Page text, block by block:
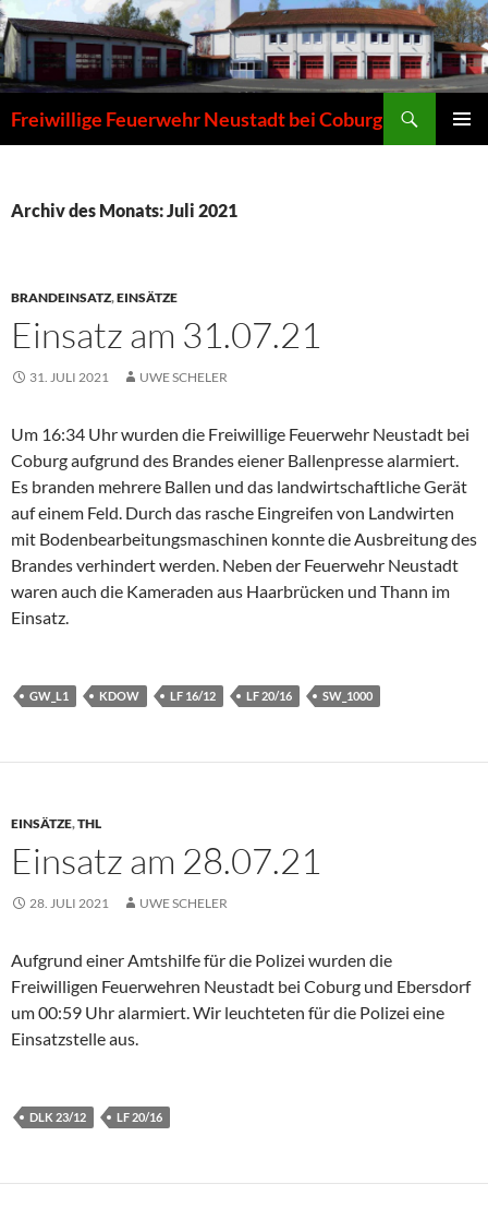
Zum
Inhalt
springen
Freiwillige Feuerwehr Neustadt bei Coburg
Archiv des Monats: Juli 2021
BRANDEINSATZ,EINSÄTZE
Einsatz am 31.07.21
31. JULI 2021 UWE SCHELER
Um 16:34 Uhr wurden die Freiwillige Feuerwehr Neustadt bei
Coburg aufgrund des Brandes eiener Ballenpresse alarmiert.
Es branden mehrere Ballen und das landwirtschaftliche Gerät
auf einem Feld. Durch das rasche Eingreifen von Landwirten
mit Bodenbearbeitungsmaschinen konnte die Ausbreitung des
Brandes verhindert werden. Neben der Feuerwehr Neustadt
waren auch die Kameraden aus Haarbrücken und Thann im
Einsatz.
GW_L1 KDOW LF 16/12 LF 20/16 SW_1000
EINSÄTZE,THL
Einsatz am 28.07.21
28. JULI 2021 UWE SCHELER
Aufgrund einer Amtshilfe für die Polizei wurden die
Freiwilligen Feuerwehren Neustadt bei Coburg und Ebersdorf
um 00:59 Uhr alarmiert. Wir leuchteten für die Polizei eine
Einsatzstelle aus.
DLK 23/12 LF 20/16